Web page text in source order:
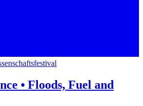
• Floods, Fuel and